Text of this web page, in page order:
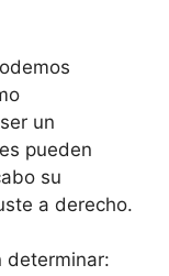
un
pueden
su
a derecho.
determinar: